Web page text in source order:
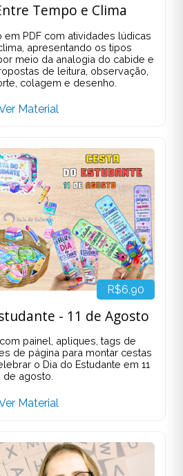
Tempo e Clima
PDF com atividades lúdicas
apresentando os tipos
meio da analogia do cabide e
de leitura, observação,
colagem e desenho.
Material
R$6,90
- 11 de Agosto
painel, apliques, tags de
de página para montar cestas
o Dia do Estudante em 11
de agosto.
Material